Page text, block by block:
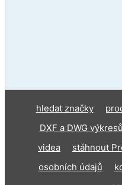
hledat značky
DXF a DWG výkresů
videa
stáhnout
osobních údajů